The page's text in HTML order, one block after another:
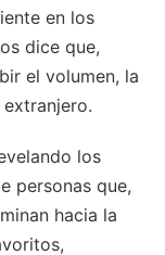
en los
dice que,
el volumen, la
los
personas que,
hacia la